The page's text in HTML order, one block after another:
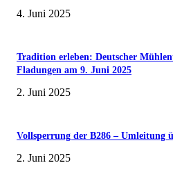
4. Juni 2025
Tradition erleben: Deutscher
Fladungen am 9. Juni 2025
2. Juni 2025
Vollsperrung der B286 – Umleitung
2. Juni 2025